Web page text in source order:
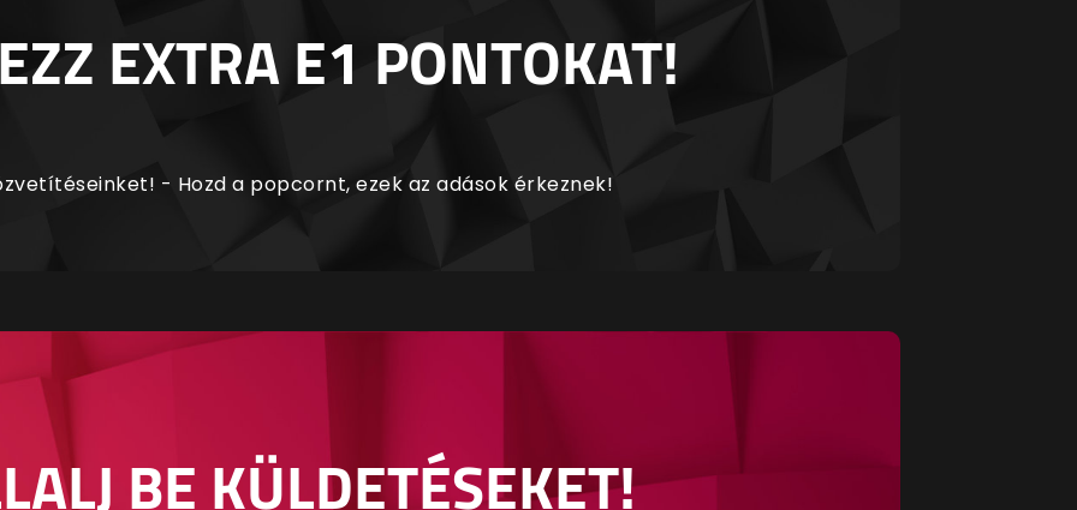
EXTRA E1 PONTOKAT!
- Hozd a popcornt, ezek az adások érkeznek!
BE KÜLDETÉSEKET!